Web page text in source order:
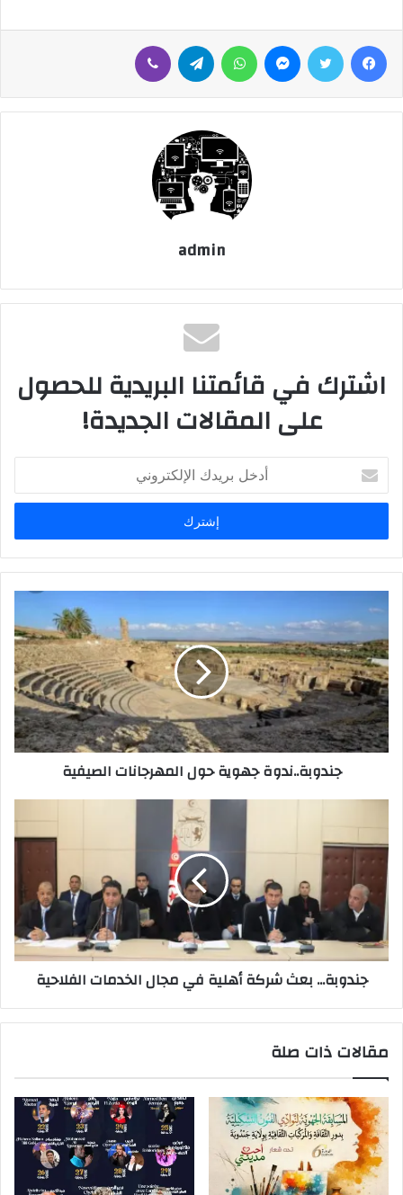
فيسبوك تويتر ماسنجر واتساب تيلقرام
admin
اشترك في قائمتنا البريدية للحصول
على المقالات الجديدة!
بريدك
الإلكتروني
جندوبة..ندوة جهوية حول المهرجانات الصيفية
جندوبة... بعث شركة أهلية في مجال الخدمات الفلاحية
مقالات ذات صلة